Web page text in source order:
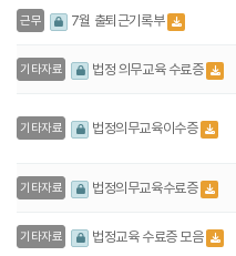
근무 7월 출퇴근기록부
기타자료 법정 의무교육 수료증
기타자료 법정의무교육이수증
기타자료 법정의무교육수료증
기타자료 법정교육 수료증 모음